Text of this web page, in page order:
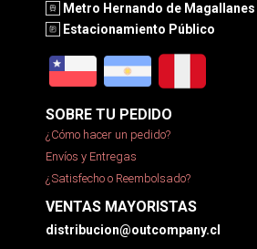
Metro Hernando de Magallanes
Estacionamiento Público
SOBRE TU PEDIDO
¿Cómo hacer un pedido?
Envíos y Entregas
¿Satisfecho o Reembolsado?
VENTAS MAYORISTAS
distribucion@outcompany.cl